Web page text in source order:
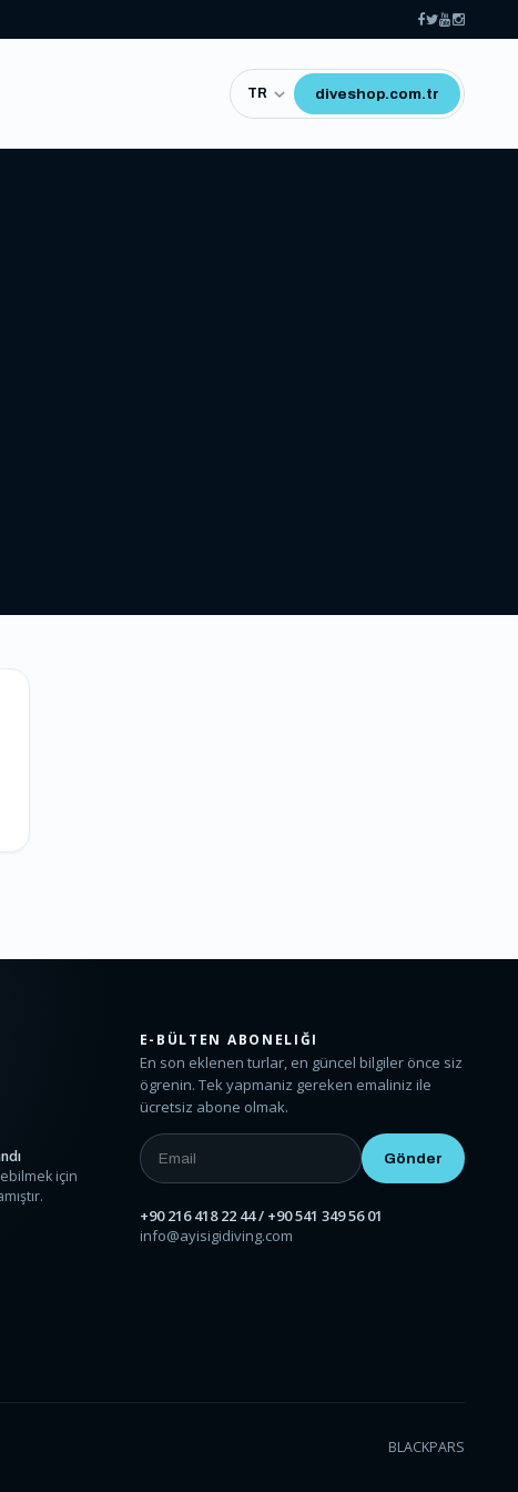
diveshop.com.tr
için
E-BÜLTEN ABONELIĞI
En son eklenen turlar, en güncel bilgiler önce siz
ögrenin. Tek yapmaniz gereken emaliniz ile
ücretsiz abone olmak.
+90 216 418 22 44 / +90 541 349 56 01
info@ayisigidiving.com
BLACKPARS